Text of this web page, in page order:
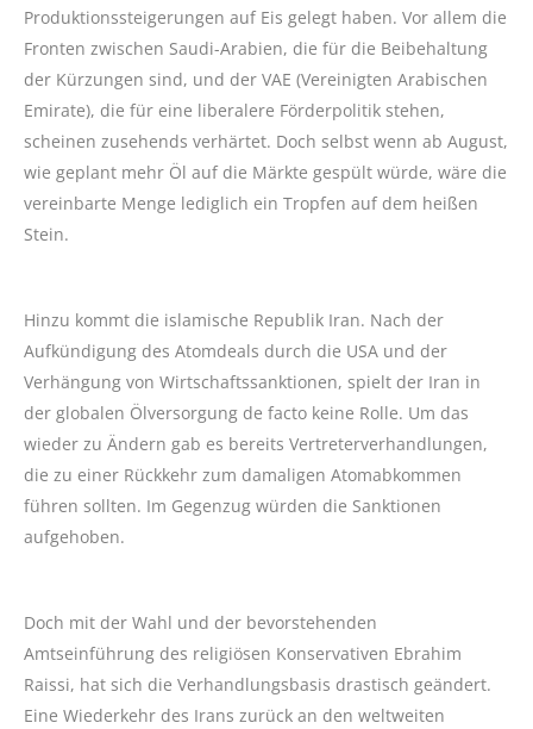
Produktionssteigerungen auf Eis gelegt haben. Vor allem die
Fronten zwischen Saudi-Arabien, die für die Beibehaltung
der Kürzungen sind, und der VAE (Vereinigten Arabischen
Emirate), die für eine liberalere Förderpolitik stehen,
scheinen zusehends verhärtet. Doch selbst wenn ab August,
wie geplant mehr Öl auf die Märkte gespült würde, wäre die
vereinbarte Menge lediglich ein Tropfen auf dem heißen
Stein.
Hinzu kommt die islamische Republik Iran. Nach der
Aufkündigung des Atomdeals durch die USA und der
Verhängung von Wirtschaftssanktionen, spielt der Iran in
der globalen Ölversorgung de facto keine Rolle. Um das
wieder zu Ändern gab es bereits Vertreterverhandlungen,
die zu einer Rückkehr zum damaligen Atomabkommen
führen sollten. Im Gegenzug würden die Sanktionen
aufgehoben.
Doch mit der Wahl und der bevorstehenden
Amtseinführung des religiösen Konservativen Ebrahim
Raissi, hat sich die Verhandlungsbasis drastisch geändert.
Eine Wiederkehr des Irans zurück an den weltweiten